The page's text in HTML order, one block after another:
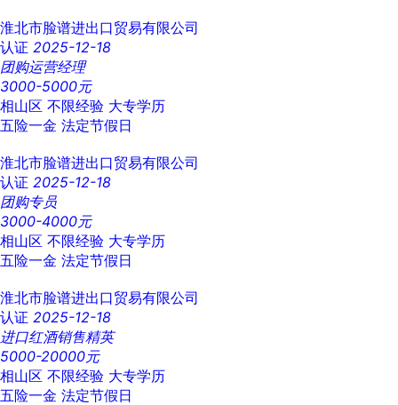
淮北市脸谱进出口贸易有限公司
认证 2025-12-18
团购运营经理
3000-5000元
相山区 不限经验 大专学历
五险一金 法定节假日
淮北市脸谱进出口贸易有限公司
认证 2025-12-18
团购专员
3000-4000元
相山区 不限经验 大专学历
五险一金 法定节假日
淮北市脸谱进出口贸易有限公司
认证 2025-12-18
进口红酒销售精英
5000-20000元
相山区 不限经验 大专学历
五险一金 法定节假日